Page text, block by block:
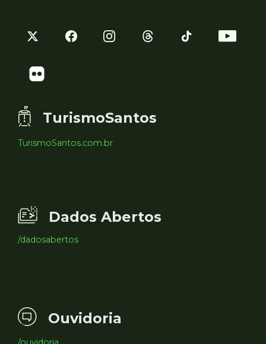
TurismoSantos
TurismoSantos.com.br
Dados Abertos
/dadosabertos
Ouvidoria